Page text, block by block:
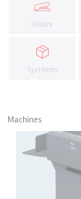
Reliure
Systèmes
d`emballage
Machines